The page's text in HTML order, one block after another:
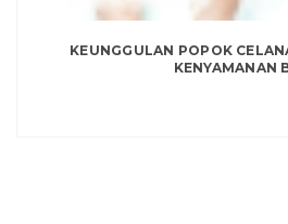
KEUNGGULAN POPOK
KENYAMANAN